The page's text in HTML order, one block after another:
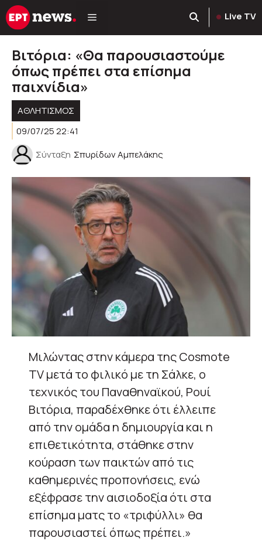
Μετάβαση
σε
Live TV
Βιτόρια: «Θα παρουσιαστούμε
όπως πρέπει στα επίσημα
παιχνίδια»
ΑΘΛΗΤΙΣΜΟΣ
09/07/25 22:41
Σύνταξη Σπυρίδων Αμπελάκης
Μιλώντας στην κάμερα της Cosmote
TV μετά το φιλικό με τη Σάλκε, ο
τεχνικός του Παναθηναϊκού, Ρουί
Βιτόρια, παραδέχθηκε ότι έλλειπε
από την ομάδα η δημιουργία και η
επιθετικότητα, στάθηκε στην
κούραση των παικτών από τις
καθημερινές προπονήσεις, ενώ
εξέφρασε την αισιοδοξία ότι στα
επίσημα ματς το «τριφύλλι» θα
παρουσιαστεί όπως πρέπει.»